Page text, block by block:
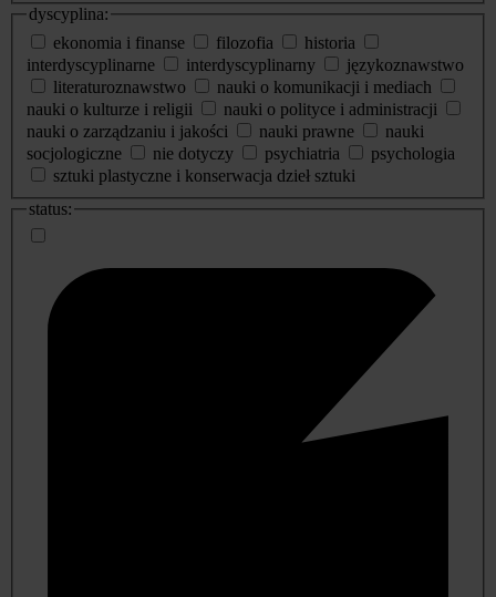
dyscyplina:
ekonomia i finanse
filozofia
historia
interdyscyplinarne
interdyscyplinarny
językoznawstwo
literaturoznawstwo
nauki o komunikacji i mediach
nauki o kulturze i religii
nauki o polityce i administracji
nauki o zarządzaniu i jakości
nauki prawne
nauki
socjologiczne
nie dotyczy psychiatria
psychologia
sztuki plastyczne i konserwacja dzieł sztuki
status: